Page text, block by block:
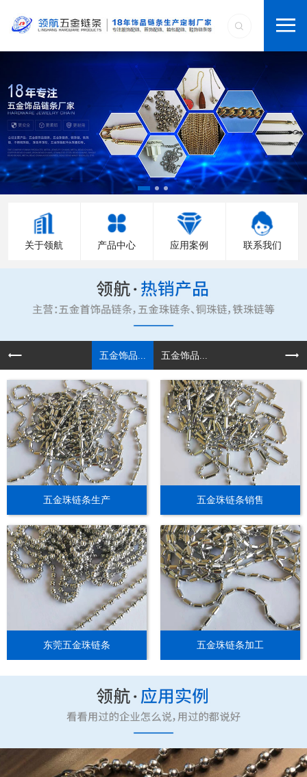
关于领航 产品中心 应用案例 联系我们
五金饰品... 五金饰品...
五金珠链条生产 五金珠链条销售
东莞五金珠链条 五金珠链条加工